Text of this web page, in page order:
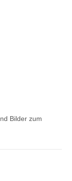
Bilder zum